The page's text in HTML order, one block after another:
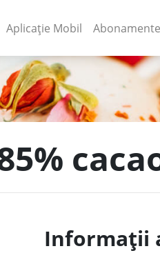
(current)
Aplicație Mobil (current)
Abonamente
Informații